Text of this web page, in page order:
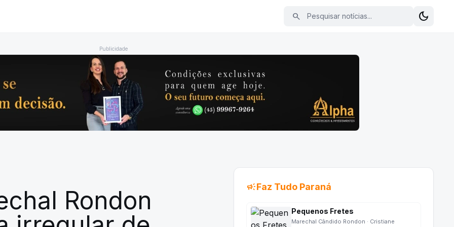
Pesquisar notícias
search dark_mode
Publicidade
Rondon
campaignFaz Tudo Paraná
Pequenos Fretes
Marechal Cândido Rondon · Cristiane